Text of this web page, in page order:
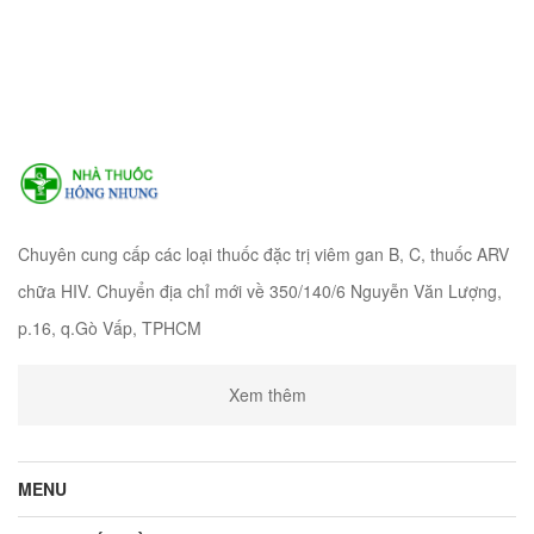
Chuyên cung cấp các loại thuốc đặc trị viêm gan B, C, thuốc ARV
chữa HIV. Chuyển địa chỉ mới về 350/140/6 Nguyễn Văn Lượng,
p.16, q.Gò Vấp, TPHCM
Xem thêm
MENU